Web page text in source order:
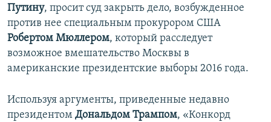
Путину, просит суд закрыть дело, возбужденное
против нее специальным прокурором США
Робертом Мюллером, который расследует
возможное вмешательство Москвы в
американские президентские выборы 2016 года.
Используя аргументы, приведенные недавно
президентом Дональдом Трампом, «Конкорд